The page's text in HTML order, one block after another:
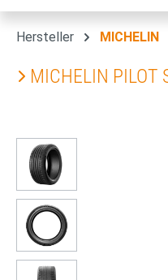
Hersteller MICHELIN
MICHELIN PILOT
Bildergalerie überspringen